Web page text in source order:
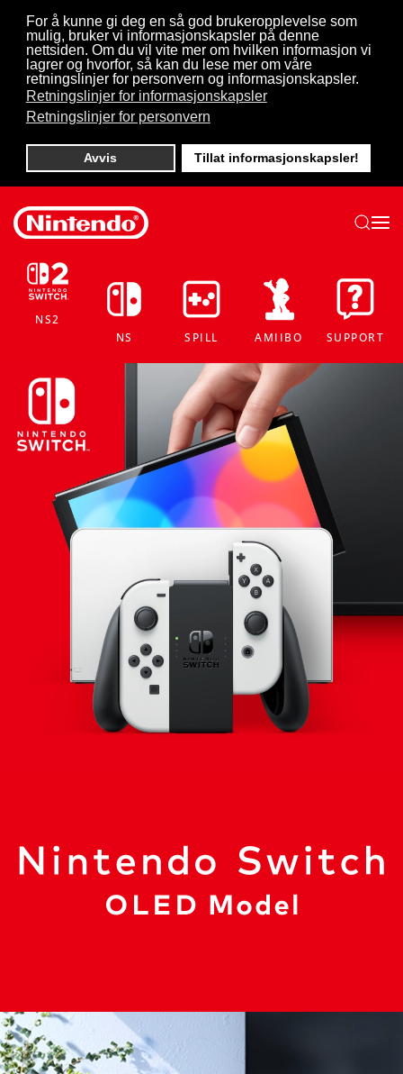
For å kunne gi deg en så god brukeropplevelse som
mulig, bruker vi informasjonskapsler på denne
nettsiden. Om du vil vite mer om hvilken informasjon vi
lagrer og hvorfor, så kan du lese mer om våre
retningslinjer for personvern og informasjonskapsler.
Retningslinjer for informasjonskapsler
Retningslinjer for personvern
Avvis Tillat informasjonskapsler!
Skip to main content
NS2
NS
SPILL AMIIBO SUPPORT